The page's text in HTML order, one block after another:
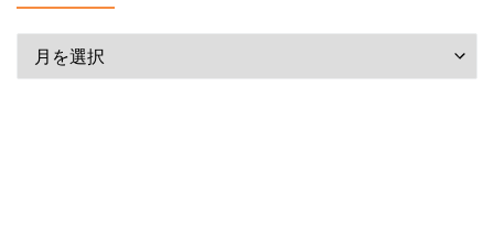
アーカイブ